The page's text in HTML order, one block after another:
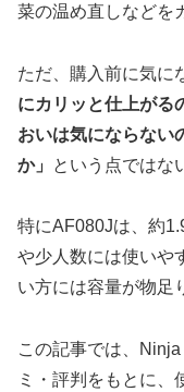
菜の温め直しなどを
ただ、購入前に気に
にカリッと仕上がる
おいは気にならない
か」
という点ではな
特にAF080Jは、約
や少人数には使いや
い方には容量が物足
この記事では、
ミ・評判をもとに、